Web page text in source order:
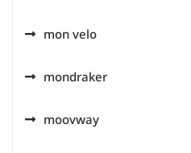
mon velo
mondraker
moovway